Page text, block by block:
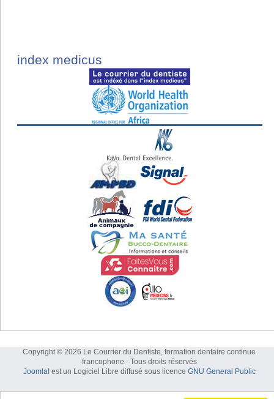
index medicus
Copyright © 2026 Le Courrier du Dentiste, formation dentaire continue
francophone - Tous droits réservés
Joomla!est un Logiciel Libre diffusé sous licence GNU General Public